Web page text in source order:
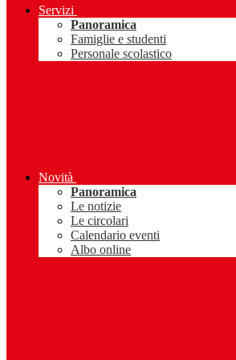
Servizi
Panoramica
Famiglie e studenti
Personale scolastico
Novità
Panoramica
Le notizie
Le circolari
Calendario eventi
Albo online